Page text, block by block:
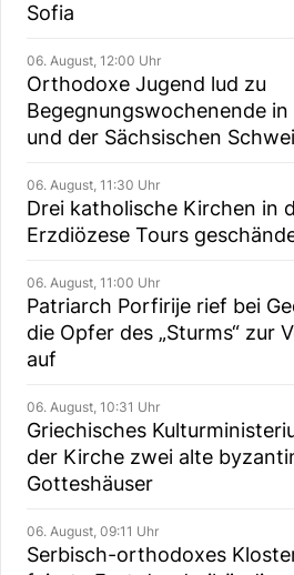
Sofia
06. August, 12:00 Uhr
Orthodoxe Jugend lud zu
Begegnungswochenende in
und der Sächsischen
06. August, 11:30 Uhr
Drei katholische Kirchen in
Erzdiözese Tours
06. August, 11:00 Uhr
Patriarch Porfirije rief bei
die Opfer des „Sturms“ zur
auf
06. August, 10:31 Uhr
Griechisches
der Kirche zwei alte
Gotteshäuser
06. August, 09:11 Uhr
Serbisch-orthodoxes